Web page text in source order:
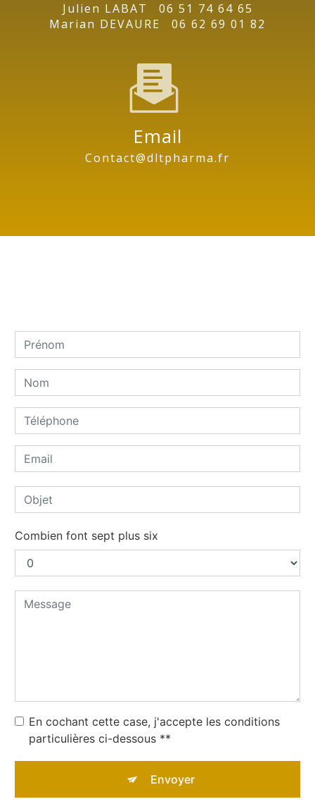
06 51 74 64 65
06 62 69 01 82
Email
contact@dltpharma.fr
Combien font sept plus six
En cochant cette case, j'accepte les conditions
particulières ci-dessous **
Envoyer